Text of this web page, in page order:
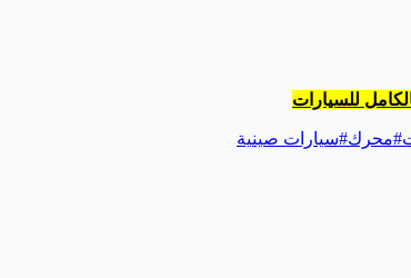
للسيارات
#محرك#سيارات صينية